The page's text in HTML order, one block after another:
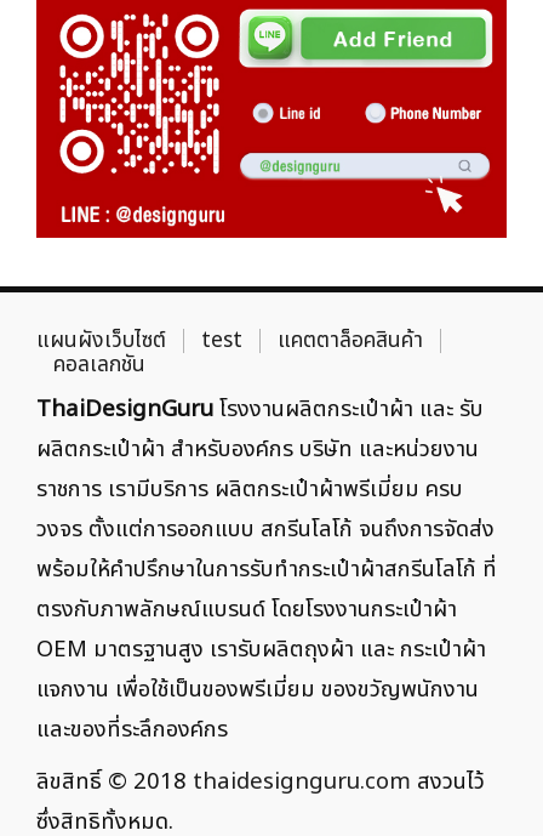
แผนผังเว็บไซต์ test แคตตาล็อคสินค้า
คอลเลกชัน
ThaiDesignGuruโรงงานผลิตกระเป๋าผ้า และ รับ
ผลิตกระเป๋าผ้า สำหรับองค์กร บริษัท และหน่วยงาน
ราชการ เรามีบริการ ผลิตกระเป๋าผ้าพรีเมี่ยม ครบ
วงจร ตั้งแต่การออกแบบ สกรีนโลโก้ จนถึงการจัดส่ง
พร้อมให้คำปรึกษาในการรับทำกระเป๋าผ้าสกรีนโลโก้ ที่
ตรงกับภาพลักษณ์แบรนด์ โดยโรงงานกระเป๋าผ้า
OEM มาตรฐานสูง เรารับผลิตถุงผ้า และ กระเป๋าผ้า
แจกงาน เพื่อใช้เป็นของพรีเมี่ยม ของขวัญพนักงาน
และของที่ระลึกองค์กร
ลิขสิทธิ์ © 2018 thaidesignguru.com สงวนไว้
ซึ่งสิทธิทั้งหมด.